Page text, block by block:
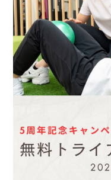
ray.koriyama